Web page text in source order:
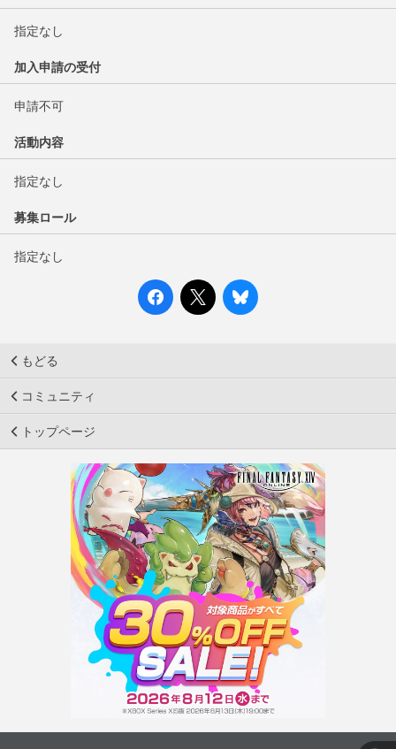
指定なし
加入申請の受付
申請不可
活動内容
指定なし
募集ロール
指定なし
もどる
コミュニティ
トップページ